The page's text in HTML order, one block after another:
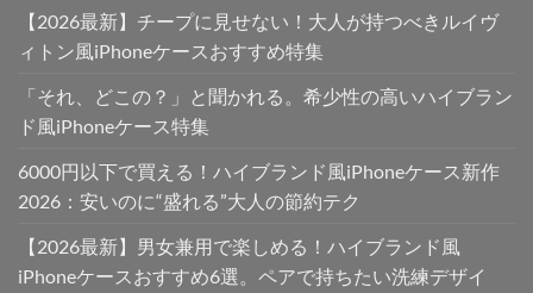
【2026最新】チープに見せない！大人が持つべきルイヴ
ィトン風iPhoneケースおすすめ特集
「それ、どこの？」と聞かれる。希少性の高いハイブラン
ド風iPhoneケース特集
6000円以下で買える！ハイブランド風iPhoneケース新作
2026：安いのに“盛れる”大人の節約テク
【2026最新】男女兼用で楽しめる！ハイブランド風
iPhoneケースおすすめ6選。ペアで持ちたい洗練デザイ